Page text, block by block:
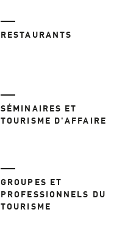
RESTAURANTS
SÉMINAIRES ET
TOURISME D'AFFAIRE
GROUPES ET
PROFESSIONNELS DU
TOURISME